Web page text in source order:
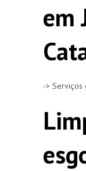
em
-> Serviços